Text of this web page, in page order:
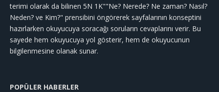
terimi olarak da bilinen 5N 1K""Ne? Nerede? Ne zaman? Nasıl?
Neden? ve Kim?" prensibini öngörerek sayfalarının konseptini
hazırlarken okuyucuya soracağı soruların cevaplarını verir. Bu
sayede hem okuyucuya yol gösterir, hem de okuyucunun
bilgilenmesine olanak sunar.
POPÜLER HABERLER